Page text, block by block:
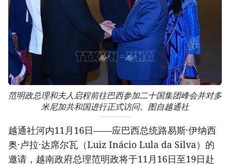
范明政总理和夫人启程前往巴西参加二十国集团峰会并对多
米尼加共和国进行正式访问。图自越通社
越通社河内11月16日——应巴西总统路易斯·伊纳西
奥·卢拉·达席尔瓦（Luiz Inácio Lula da Silva）的
邀请，越南政府总理范明政将于11月16日至19日赴